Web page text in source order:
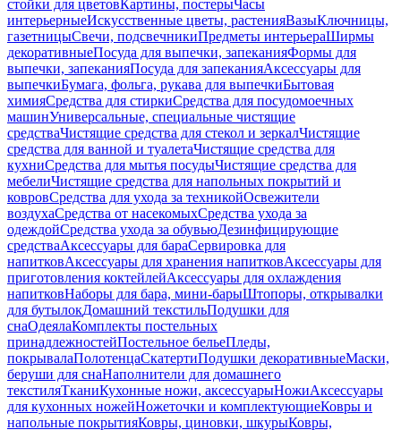
стойки для цветовКартины, постерыЧасы
интерьерныеИскусственные цветы, растенияВазыКлючницы,
газетницыСвечи, подсвечникиПредметы интерьераШирмы
декоративныеПосуда для выпечки, запеканияФормы для
выпечки, запеканияПосуда для запеканияАксессуары для
выпечкиБумага, фольга, рукава для выпечкиБытовая
химияСредства для стиркиСредства для посудомоечных
машинУниверсальные, специальные чистящие
средстваЧистящие средства для стекол и зеркалЧистящие
средства для ванной и туалетаЧистящие средства для
кухниСредства для мытья посудыЧистящие средства для
мебелиЧистящие средства для напольных покрытий и
ковровСредства для ухода за техникойОсвежители
воздухаСредства от насекомыхСредства ухода за
одеждойСредства ухода за обувьюДезинфицирующие
средстваАксессуары для бараСервировка для
напитковАксессуары для хранения напитковАксессуары для
приготовления коктейлейАксессуары для охлаждения
напитковНаборы для бара, мини-барыШтопоры, открывалки
для бутылокДомашний текстильПодушки для
снаОдеялаКомплекты постельных
принадлежностейПостельное бельеПледы,
покрывалаПолотенцаСкатертиПодушки декоративныеМаски,
беруши для снаНаполнители для домашнего
текстиляТканиКухонные ножи, аксессуарыНожиАксессуары
для кухонных ножейНожеточки и комплектующиеКовры и
напольные покрытияКовры, циновки, шкурыКовры,